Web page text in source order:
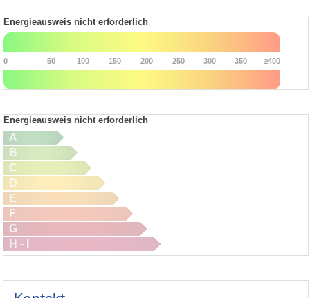
Energieausweis nicht erforderlich
0 50 100 150 200 250 300 350 ≥400
Energieausweis nicht erforderlich
A
B
C
D
E
F
G
H - I